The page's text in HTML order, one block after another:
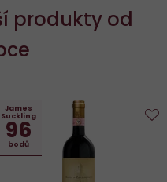
produkty od
James
Suckling
96
bodů